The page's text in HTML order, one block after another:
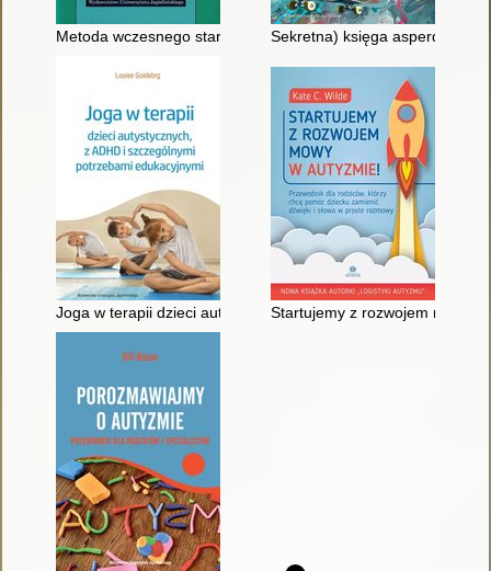
Metoda wczesnego startu dla dziecka z autyzmem (ESDM) :
Sekretna) księga
Joga w terapii dzieci autystycznych, z ADHD i szczególnymi
Startujemy z rozwojem mowy